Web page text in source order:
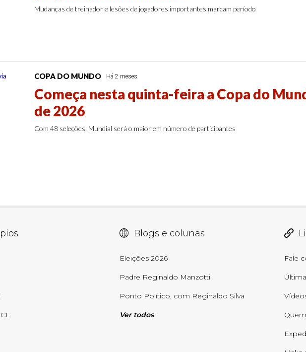
Mudanças de treinador e lesões de jogadores importantes marcam período
COPA DO MUNDO Há 2 meses
Começa nesta quinta-feira a Copa do
de 2026
Com 48 seleções, Mundial será o maior em número de participantes
Blogs e colunas
Eleições 2026
Padre Reginaldo Manzotti
Ponto Político, com Reginaldo Silva
Ver todos
Fale